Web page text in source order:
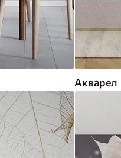
Акварел